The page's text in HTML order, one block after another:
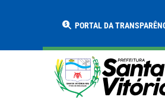
PORTAL DA